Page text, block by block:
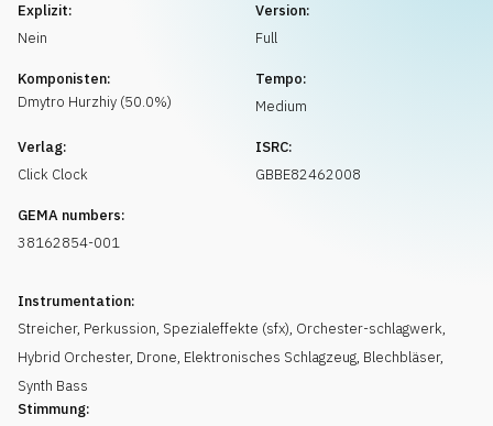
Explizit:
Nein
Version:
Full
Komponisten:
Dmytro Hurzhiy (50.0%)
Tempo:
Medium
Verlag:
Click Clock
ISRC:
GBBE82462008
GEMA numbers:
38162854-001
Instrumentation:
Streicher, Perkussion, Spezialeffekte (sfx), Orchester-schlagwerk,
Hybrid Orchester, Drone, Elektronisches Schlagzeug, Blechbläser,
Synth Bass
Stimmung: